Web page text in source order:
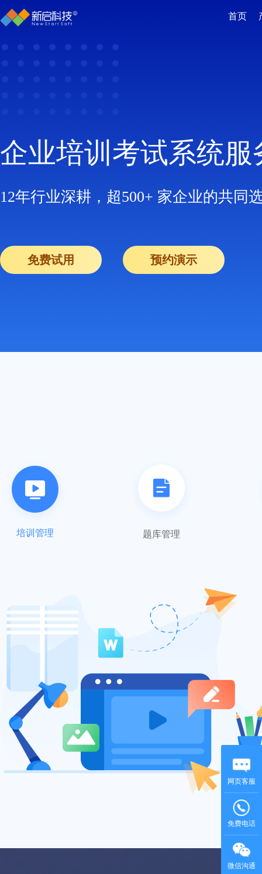
首页
企业培训考试系统服
12年行业深耕，超500+ 家企业的共同
免费试用 预约演示
培训管理 题库管理
网页客服
免费电话
微信沟通